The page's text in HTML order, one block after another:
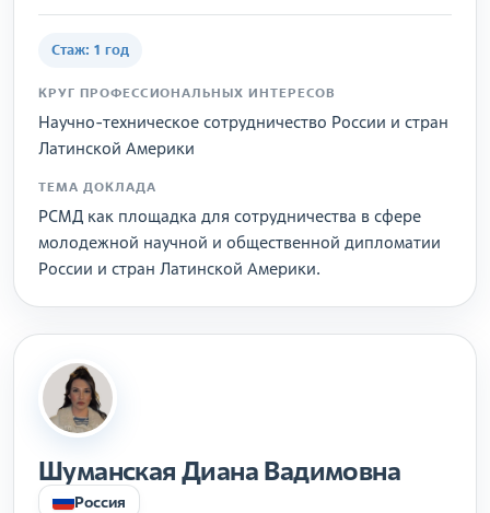
Стаж: 1 год
КРУГ ПРОФЕССИОНАЛЬНЫХ ИНТЕРЕСОВ
Научно-техническое сотрудничество России и стран
Латинской Америки
ТЕМА ДОКЛАДА
РСМД как площадка для сотрудничества в сфере
молодежной научной и общественной дипломатии
России и стран Латинской Америки.
Шуманская Диана Вадимовна
Россия